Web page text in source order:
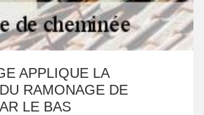
APPLIQUE LA
RAMONAGE DE
LE BAS